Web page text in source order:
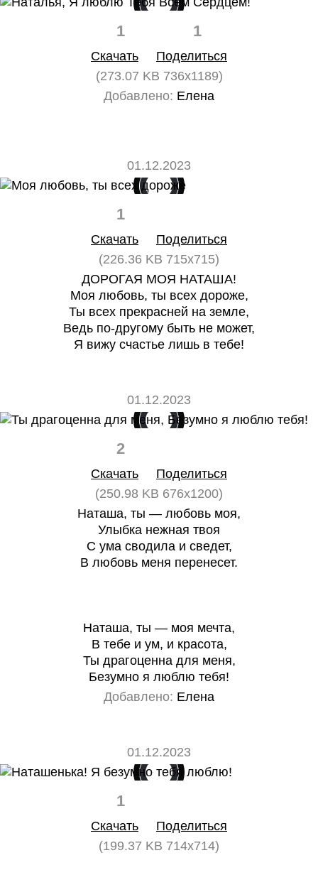
1 1
Скачать
Поделиться
(273.07 KB 736x1189)
Добавлено: Елена
01.12.2023
1
Скачать
Поделиться
(226.36 KB 715x715)
ДОРОГАЯ МОЯ НАТАША!
Моя любовь, ты всех дороже,
Ты всех прекрасней на земле,
Ведь по-другому быть не может,
Я вижу счастье лишь в тебе!
01.12.2023
2
Скачать
Поделиться
(250.98 KB 676x1200)
Наташа, ты — любовь моя,
Улыбка нежная твоя
С ума сводила и сведет,
В любовь меня перенесет.
Наташа, ты — моя мечта,
В тебе и ум, и красота,
Ты драгоценна для меня,
Безумно я люблю тебя!
Добавлено: Елена
01.12.2023
1
Скачать
Поделиться
(199.37 KB 714x714)